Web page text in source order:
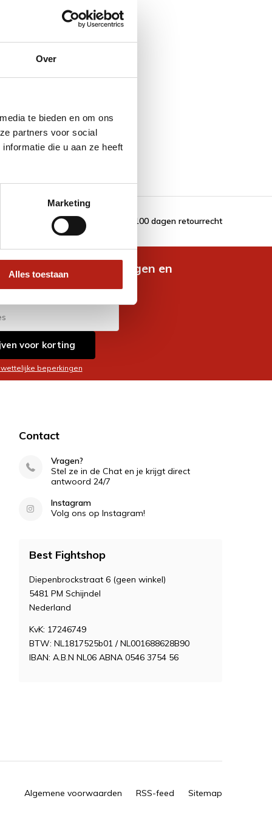
Over
te bieden en om ons
partners voor social
die u aan ze heeft
Marketing
Alles toestaan
100 dagen retourrecht
nieuwste aanbiedingen en
voor korting
beperkingen
Contact
Vragen?
Stel ze in de Chat en je krijgt direct
antwoord 24/7
Instagram
Volg ons op Instagram!
Best Fightshop
Diepenbrockstraat 6 (geen winkel)
5481 PM Schijndel
Nederland
KvK: 17246749
BTW: NL1817525b01 / NL001688628B90
IBAN: A.B.N NL06 ABNA 0546 3754 56
Algemene voorwaarden RSS-feed Sitemap